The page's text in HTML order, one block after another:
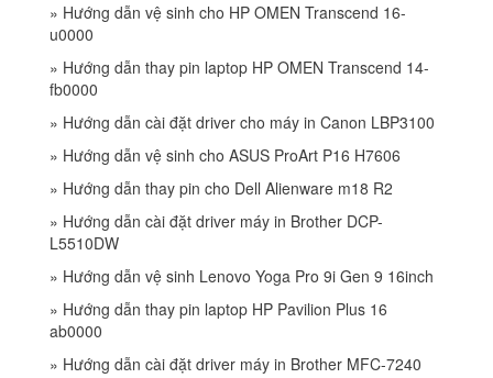
» Hướng dẫn vệ sinh cho HP OMEN Transcend 16-
u0000
» Hướng dẫn thay pin laptop HP OMEN Transcend 14-
fb0000
» Hướng dẫn cài đặt driver cho máy in Canon LBP3100
» Hướng dẫn vệ sinh cho ASUS ProArt P16 H7606
» Hướng dẫn thay pin cho Dell Alienware m18 R2
» Hướng dẫn cài đặt driver máy in Brother DCP-
L5510DW
» Hướng dẫn vệ sinh Lenovo Yoga Pro 9i Gen 9 16inch
» Hướng dẫn thay pin laptop HP Pavilion Plus 16
ab0000
» Hướng dẫn cài đặt driver máy in Brother MFC-7240